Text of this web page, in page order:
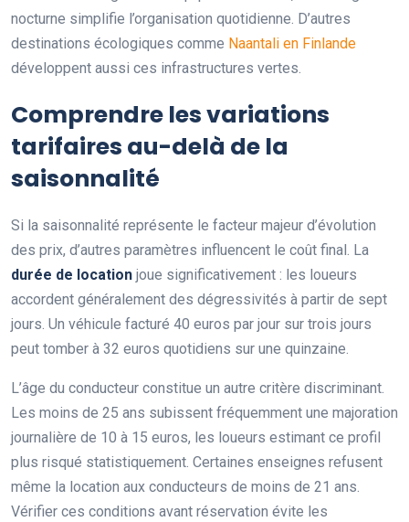
nocturne simplifie l’organisation quotidienne. D’autres
destinations écologiques comme Naantali en Finlande
développent aussi ces infrastructures vertes.
Comprendre les variations
tarifaires au-delà de la
saisonnalité
Si la saisonnalité représente le facteur majeur d’évolution
des prix, d’autres paramètres influencent le coût final. La
durée de location joue significativement : les loueurs
accordent généralement des dégressivités à partir de sept
jours. Un véhicule facturé 40 euros par jour sur trois jours
peut tomber à 32 euros quotidiens sur une quinzaine.
L’âge du conducteur constitue un autre critère discriminant.
Les moins de 25 ans subissent fréquemment une majoration
journalière de 10 à 15 euros, les loueurs estimant ce profil
plus risqué statistiquement. Certaines enseignes refusent
même la location aux conducteurs de moins de 21 ans.
Vérifier ces conditions avant réservation évite les